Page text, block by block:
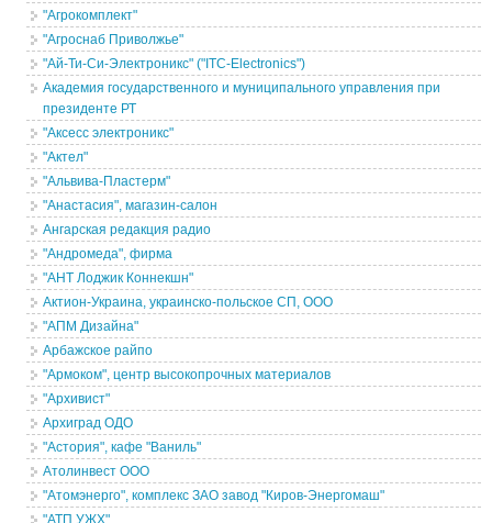
"Агрокомплект"
"Агроснаб Приволжье"
"Ай-Ти-Си-Электроникс" ("ITC-Electronics")
Академия государственного и муниципального управления при
президенте РТ
"Аксесс электроникс"
"Актел"
"Альвива-Пластерм"
"Анастасия", магазин-салон
Ангарская редакция радио
"Андромеда", фирма
"АНТ Лоджик Коннекшн"
Актион-Украина, украинско-польское СП, ООО
"АПМ Дизайна"
Арбажское райпо
"Армоком", центр высокопрочных материалов
"Архивист"
Архиград ОДО
"Астория", кафе "Ваниль"
Атолинвест ООО
"Атомэнерго", комплекс ЗАО завод "Киров-Энергомаш"
"АТП УЖХ"